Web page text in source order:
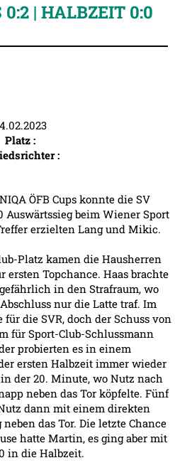
0:2 | HALBZEIT 0:0
Platz :
:
ÖFB Cups konnte die SV
Auswärtssieg beim Wiener Sport
erzielten Lang und Mikic.
Platz kamen die Hausherren
Topchance. Haas brachte
in den Strafraum, wo
nur die Latte traf. Im
für die SVR, doch der Schuss von
für Sport-Club-Schlussmann
probierten es in einem
ersten Halbzeit immer wieder
der 20. Minute, wo Nutz nach
neben das Tor köpfelte. Fünf
dann mit einem direkten
das Tor. Die letzte Chance
hatte Martin, es ging aber mit
in die Halbzeit.